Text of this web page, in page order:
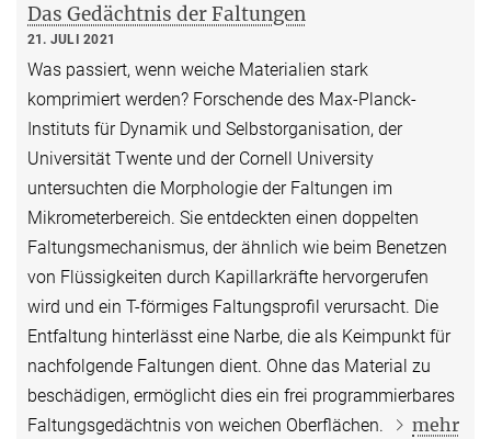
Das Gedächtnis der Faltungen
21. JULI 2021
Was passiert, wenn weiche Materialien stark
komprimiert werden? Forschende des Max-Planck-
Instituts für Dynamik und Selbstorganisation, der
Universität Twente und der Cornell University
untersuchten die Morphologie der Faltungen im
Mikrometerbereich. Sie entdeckten einen doppelten
Faltungsmechanismus, der ähnlich wie beim Benetzen
von Flüssigkeiten durch Kapillarkräfte hervorgerufen
wird und ein T-förmiges Faltungsprofil verursacht. Die
Entfaltung hinterlässt eine Narbe, die als Keimpunkt für
nachfolgende Faltungen dient. Ohne das Material zu
beschädigen, ermöglicht dies ein frei programmierbares
Faltungsgedächtnis von weichen Oberflächen.
mehr